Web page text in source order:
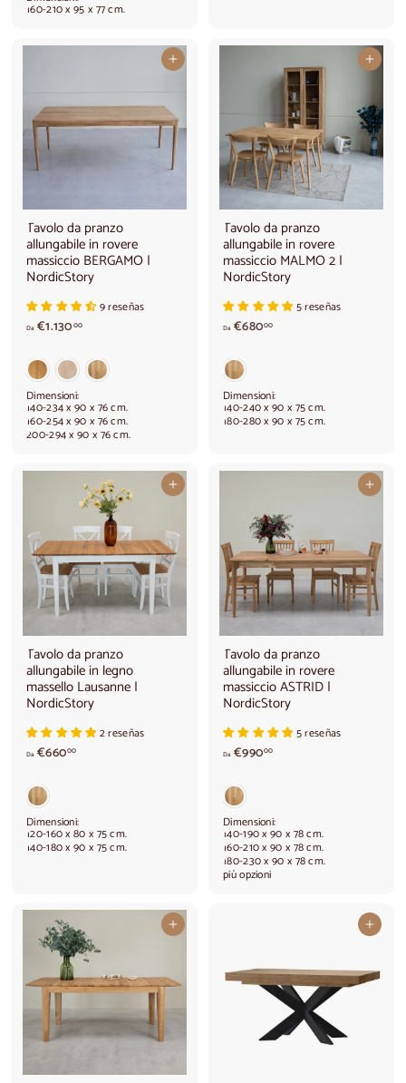
0
0
160-210 x 95 x 77 cm.
Aggiungi al carrello
Tavolo da pranzo
allungabile in rovere
massiccio BERGAMO |
NordicStory
9 reseñas
Da €1.13000A
a
r
i
r
e
a
€
1
.
1
3
0
,
0
0
Dimensioni:
140-234 x 90 x 76 cm.
160-254 x 90 x 76 cm.
200-294 x 90 x 76 cm.
Aggiungi al carrello
Tavolo da pranzo
allungabile in rovere
massiccio MALMO 2 |
NordicStory
5 reseñas
Da €68000A
t
i
r
a
8
0
,
0
0
Dimensioni:
140-240 x 90 x 75 cm.
180-280 x 90 x 75 cm.
Aggiungi al carrello
Tavolo da pranzo
allungabile in legno
massello Lausanne |
NordicStory
2 reseñas
Da €66000a
t
i
r
€
6
6
0
,
0
0
Dimensioni:
120-160 x 80 x 75 cm.
140-180 x 90 x 75 cm.
Aggiungi al carrello
Tavolo da pranzo
allungabile in rovere
massiccio ASTRID |
NordicStory
5 reseñas
Da €99000A
t
i
r
e
0
,
0
Dimensioni:
140-190 x 90 x 78 cm.
160-210 x 90 x 78 cm.
180-230 x 90 x 78 cm.
più opzioni
Aggiungi al carrello Aggiungi al carrello